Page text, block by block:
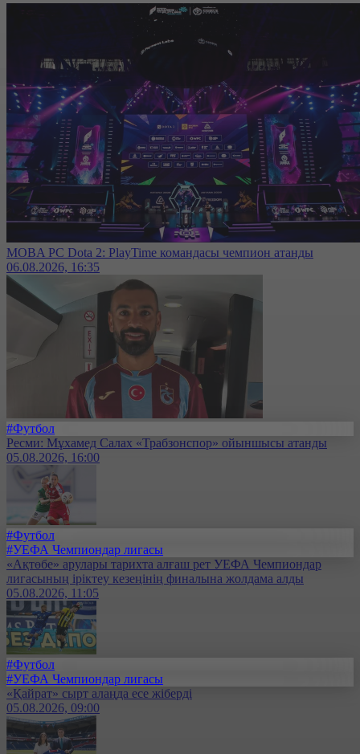
MOBA PC Dota 2: PlayTime командасы чемпион атанды
06.08.2026, 16:35
#Футбол
Ресми: Мұхамед Салах «Трабзонспор» ойыншысы атанды
05.08.2026, 16:00
#Футбол
#УЕФА Чемпиондар лигасы
«Ақтөбе» арулары тарихта алғаш рет УЕФА Чемпиондар
лигасының іріктеу кезеңінің финалына жолдама алды
05.08.2026, 11:05
#Футбол
#УЕФА Чемпиондар лигасы
«Қайрат» сырт алаңда есе жіберді
05.08.2026, 09:00